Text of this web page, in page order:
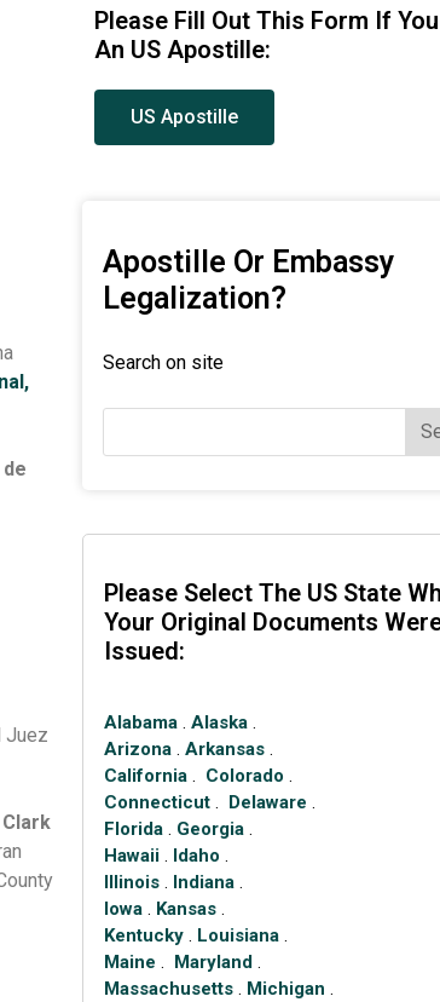
Juez
Please Fill Out This Form If
An US Apostille:
US Apostille
Apostille Or Embassy
Legalization?
Search on site
Please Select The US State
Your Original Documents
Issued:
Alabama .Alaska .
Arizona .Arkansas .
California . Colorado .
Connecticut . Delaware .
Florida . Georgia .
Hawaii . Idaho .
Illinois . Indiana .
Iowa . Kansas .
Kentucky . Louisiana .
Maine . Maryland .
Massachusetts . Michigan .